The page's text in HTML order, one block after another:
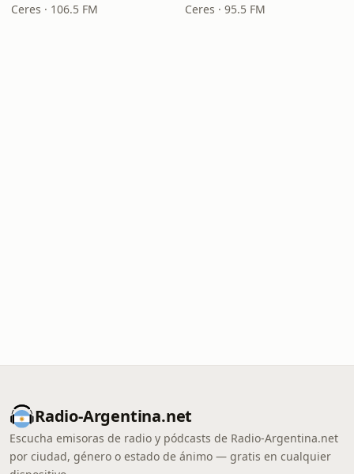
Ceres · 106.5 FM Ceres · 95.5 FM
Radio-Argentina.net
Escucha emisoras de radio y pódcasts de Radio-Argentina.net
por ciudad, género o estado de ánimo — gratis en cualquier